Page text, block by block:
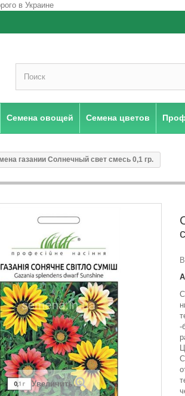
Семена овощей Семена цветов
газании Солнечный свет смесь 0,1 гр.
Увеличить
-